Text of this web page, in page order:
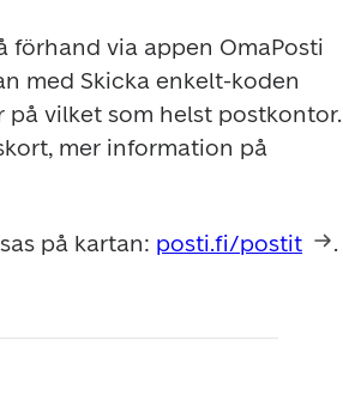
via appen OmaPosti
med Skicka enkelt-koden
vilket som helst postkontor.
på kartan: posti.fi/postit .